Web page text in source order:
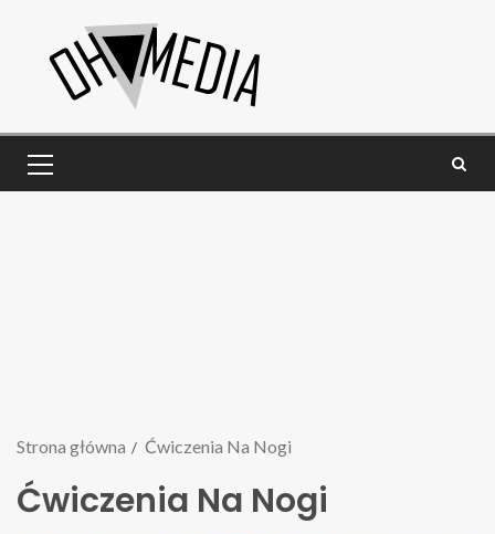
Strona główna Ćwiczenia Na Nogi
Ćwiczenia Na Nogi